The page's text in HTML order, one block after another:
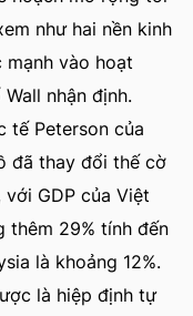
như hai nền kinh
vào hoạt
nhận định.
tế Peterson của
đã thay đổi thế cờ
GDP của Việt
thêm 29% tính đến
là khoảng 12%.
là hiệp định tự